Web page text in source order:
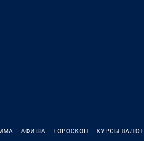
АФИША ГОРОСКОП КУРСЫ ВАЛЮТ